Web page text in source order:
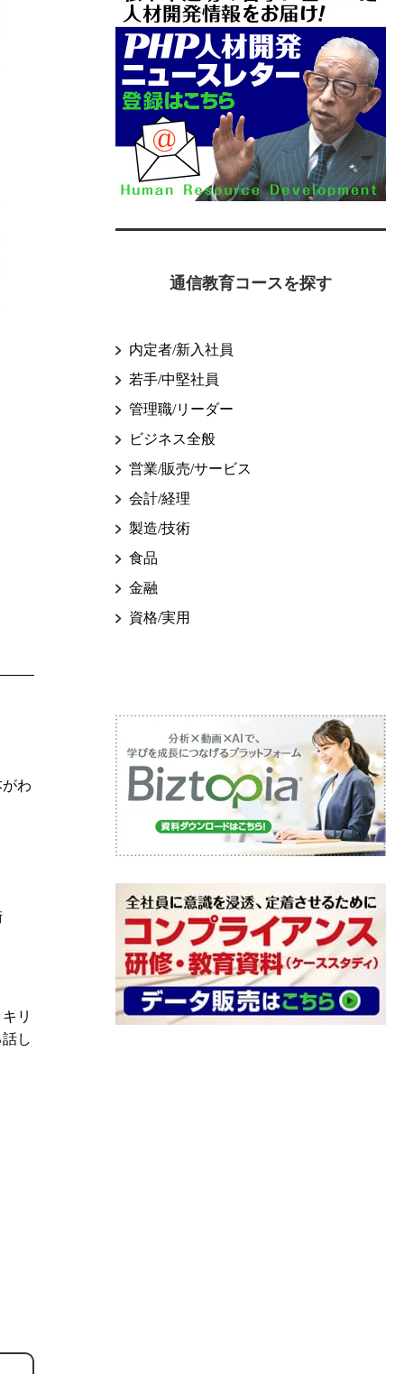
わ
リ
し
通信教育コースを探す
内定者/新入社員
若手/中堅社員
管理職/リーダー
ビジネス全般
営業/販売/サービス
会計/経理
製造/技術
食品
金融
資格/実用